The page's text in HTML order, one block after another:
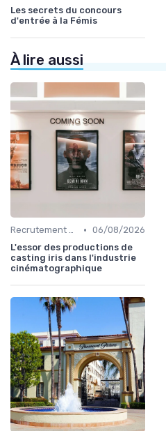
Les secrets du concours
d'entrée à la Fémis
À lire aussi
Recrutement et carrière • 06/08/2026
L'essor des productions de
casting iris dans l'industrie
cinématographique